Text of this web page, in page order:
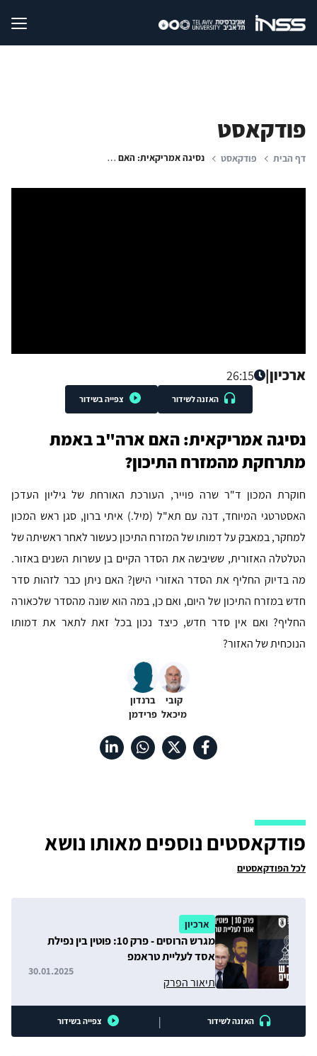
פודקאסט
דף הבית פודקאסט נסיגה אמריקאית: האם ארה"ב באמת מתרחקת מהמזרח התיכון?
ארכיון|
26:15
האזנה לשידור צפייה בשידור
נסיגה אמריקאית: האם ארה"ב באמת
מתרחקת מהמזרח התיכון?
חוקרת המכון ד"ר שרה פוייר, העורכת האורחת של גיליון העדכן
האסטרטגי המיוחד, דנה עם תא"ל (מיל.) איתי ברון, סגן ראש המכון
למחקר, במאבק על דמותו של המזרח התיכון כעשור לאחר ראשיתה של
הטלטלה האזורית, ששיבשה את הסדר הקיים בן עשרות השנים באזור.
מה בדיוק החליף את הסדר האזורי הישן? האם ניתן כבר לזהות סדר
חדש במזרח התיכון של היום, ואם כן, במה הוא שונה מהסדר שלכאורה
החליף? ואם אין סדר חדש, כיצד נכון בכל זאת לתאר את דמותו
הנוכחית של האזור?
קובי
מיכאל
ברנדון
פרידמן
פודקאסטים נוספים מאותו נושא
לכל הפודקאסטים
ארכיון
מגרש הרוסים - פרק 10: פוטין בין נפילת
אסד לעליית טראמפ
תיאור הפרק
30.01.2025
האזנה לשידור | צפייה בשידור